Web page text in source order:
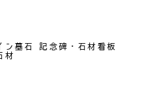
ン墓石 記念碑・石材看板
材